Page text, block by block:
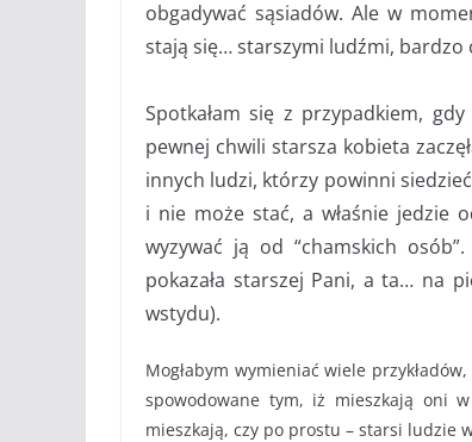
obgadywać sąsiadów. Ale w
stają się… starszymi ludźmi, bardzo
Spotkałam się z przypadkiem,
pewnej chwili starsza kobieta
innych ludzi, którzy powinni
i nie może stać, a właśnie jedzie
wyzywać ją od “chamskich
pokazała starszej Pani, a ta… na
wstydu).
Mogłabym wymieniać wiele
spowodowane tym, iż mieszkają oni
mieszkają, czy po prostu – starsi ludzie